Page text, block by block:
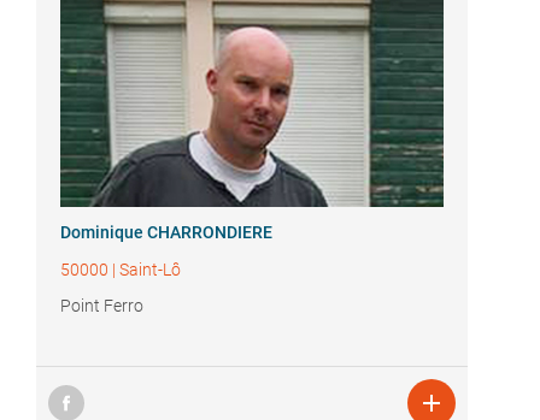
Dominique CHARRONDIERE
50000 | Saint-Lô
Point Ferro
